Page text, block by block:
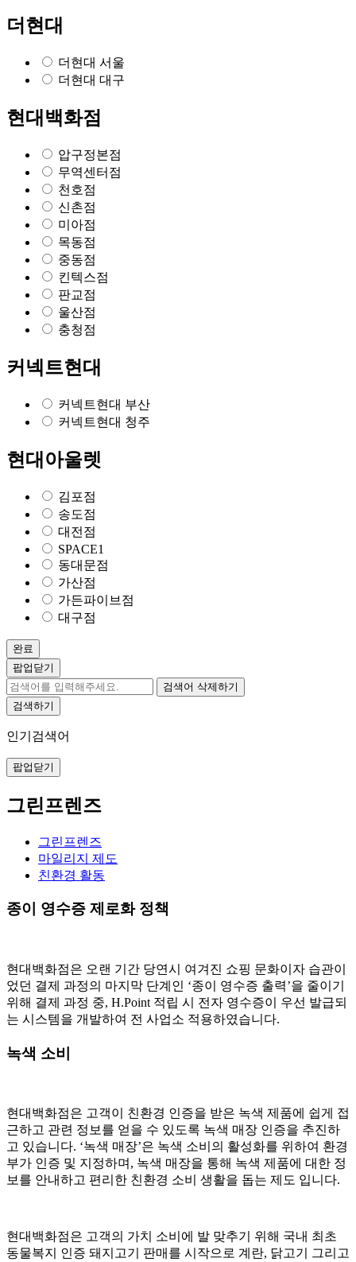
더현대
더현대 서울
더현대 대구
현대백화점
압구정본점
무역센터점
천호점
신촌점
미아점
목동점
중동점
킨텍스점
판교점
울산점
충청점
커넥트현대
커넥트현대 부산
커넥트현대 청주
현대아울렛
김포점
송도점
대전점
SPACE1
동대문점
가산점
가든파이브점
대구점
완료
팝업닫기
검색어 삭제하기
검색하기
인기검색어
팝업닫기
그린프렌즈
그린프렌즈
마일리지 제도
친환경 활동
종이 영수증 제로화 정책
현대백화점은 오랜 기간 당연시 여겨진 쇼핑 문화이자 습관이
었던 결제 과정의 마지막 단계인 ‘종이 영수증 출력’을 줄이기
위해 결제 과정 중, H.Point 적립 시 전자 영수증이 우선 발급되
는 시스템을 개발하여 전 사업소 적용하였습니다.
녹색 소비
현대백화점은 고객이 친환경 인증을 받은 녹색 제품에 쉽게 접
근하고 관련 정보를 얻을 수 있도록 녹색 매장 인증을 추진하
고 있습니다. ‘녹색 매장’은 녹색 소비의 활성화를 위하여 환경
부가 인증 및 지정하며, 녹색 매장을 통해 녹색 제품에 대한 정
보를 안내하고 편리한 친환경 소비 생활을 돕는 제도 입니다.
현대백화점은 고객의 가치 소비에 발 맞추기 위해 국내 최초
동물복지 인증 돼지고기 판매를 시작으로 계란, 닭고기 그리고